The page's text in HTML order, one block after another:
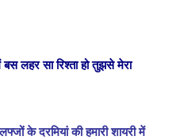
लहर सा रिश्ता हो तुझसे मेरा
के दरमियां की हमारी शायरी में